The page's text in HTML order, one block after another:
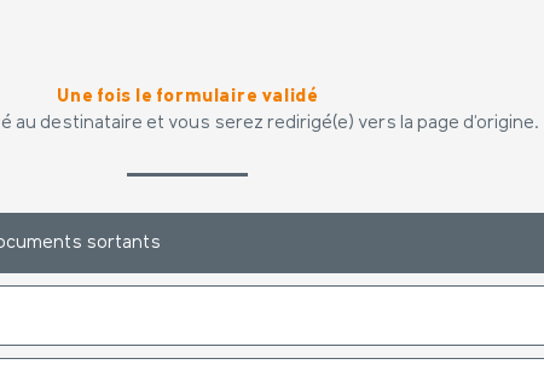
Une fois le formulaire validé
au destinataire et vous serez redirigé(e) vers la page d’origine.